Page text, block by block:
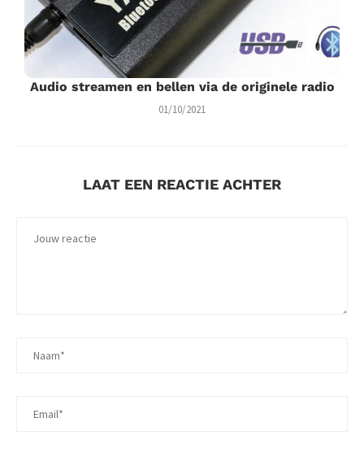
Audio streamen en bellen via de originele radio
01/10/2021
LAAT EEN REACTIE ACHTER